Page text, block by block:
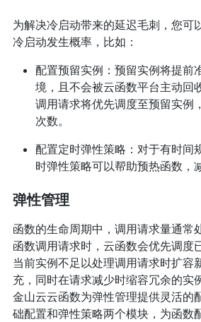
为解决冷启动带来的延迟毛刺，您可
冷启动发生概率，比如：
配置预留实例：预留实例将提前
境，且不会被云函数平台主动回
调用请求将优先调度至预留实例
次数。
配置定时弹性策略：对于有时间
时弹性策略可以帮助预热函数，
弹性管理
函数的生命周期中，调用请求量通常
函数调用请求时，云函数会优先调度
当前实例不足以处理调用请求时扩容
充，同时在请求减少时缩容冗余的实
金山云云函数为弹性管理提供灵活的
础配置和弹性策略两个模块，为函数